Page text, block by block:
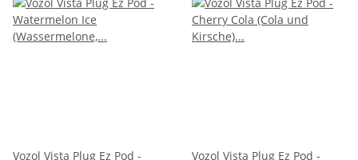
Vozol Vista Plug Ez Pod - Vozol Vista Plug Ez Pod -